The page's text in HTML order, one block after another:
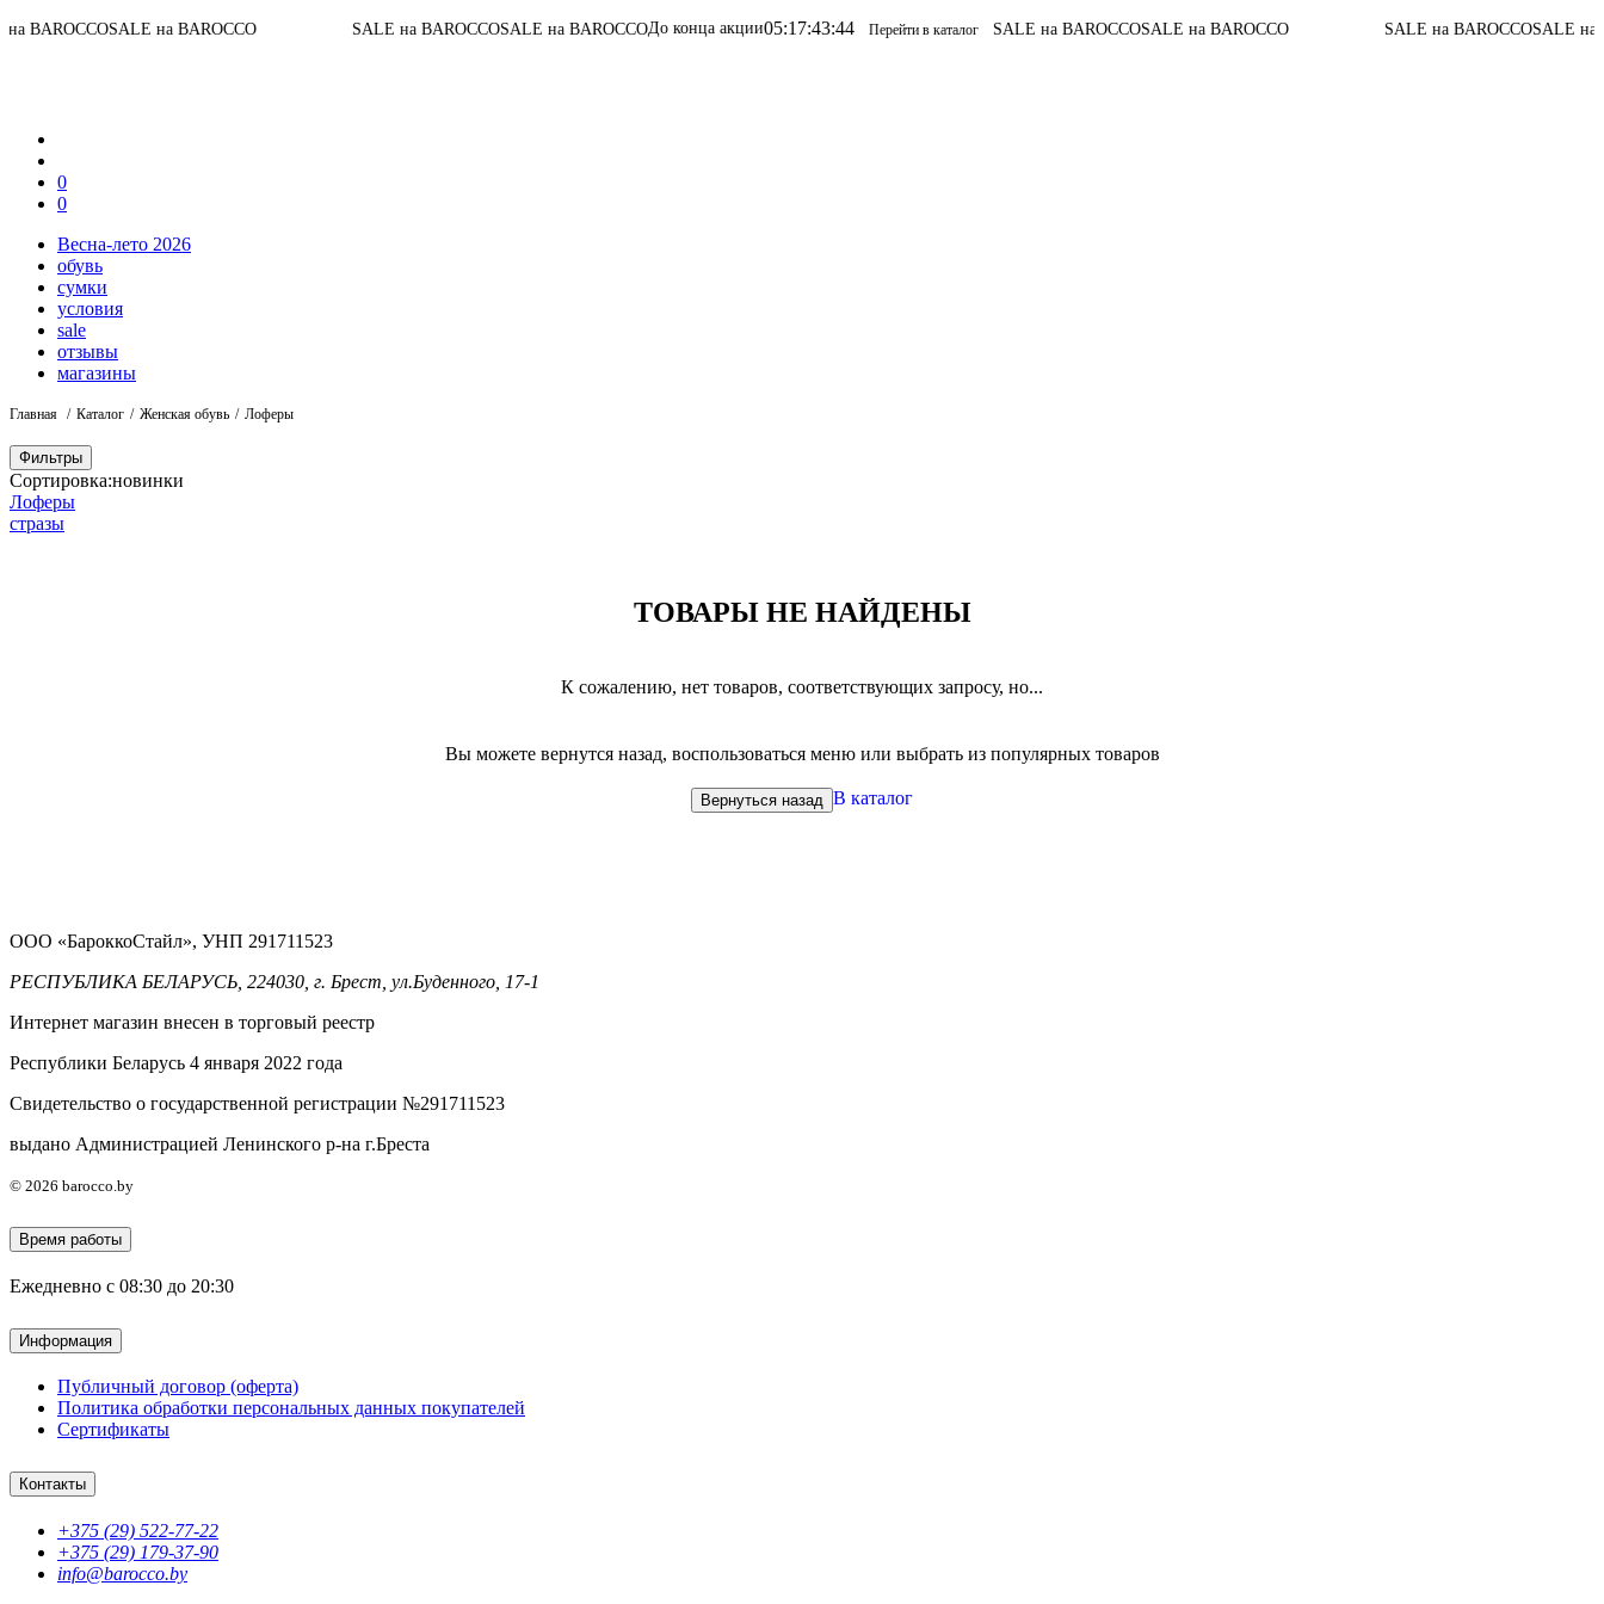
SALE на BAROCCO SALE на BAROCCOSALE на BAROCCOДо конца акции05:17:43:44 Перейти в каталог SALE на BAROCCOSALE на BAROCCO SALE на BAROCCOSALE на
0
0
Весна-лето 2026
обувь
сумки
условия
sale
отзывы
магазины
Главная Каталог Женская обувь Лоферы
Фильтры
Сортировка:новинки
Лоферы
стразы
ТОВАРЫ НЕ НАЙДЕНЫ
К сожалению, нет товаров, соответствующих запросу, но...
Вы можете вернутся назад, воспользоваться меню или выбрать из популярных товаров
Вернуться назад В каталог
ООО «БароккоСтайл», УНП 291711523
РЕСПУБЛИКА БЕЛАРУСЬ, 224030, г. Брест, ул.Буденного, 17-1
Интернет магазин внесен в торговый реестр
Республики Беларусь 4 января 2022 года
Свидетельство о государственной регистрации №291711523
выдано Администрацией Ленинского р-на г.Бреста
© 2026 barocco.by
Время работы
Ежедневно с 08:30 до 20:30
Информация
Публичный договор (оферта)
Политика обработки персональных данных покупателей
Сертификаты
Контакты
+375 (29) 522-77-22
+375 (29) 179-37-90
info@barocco.by